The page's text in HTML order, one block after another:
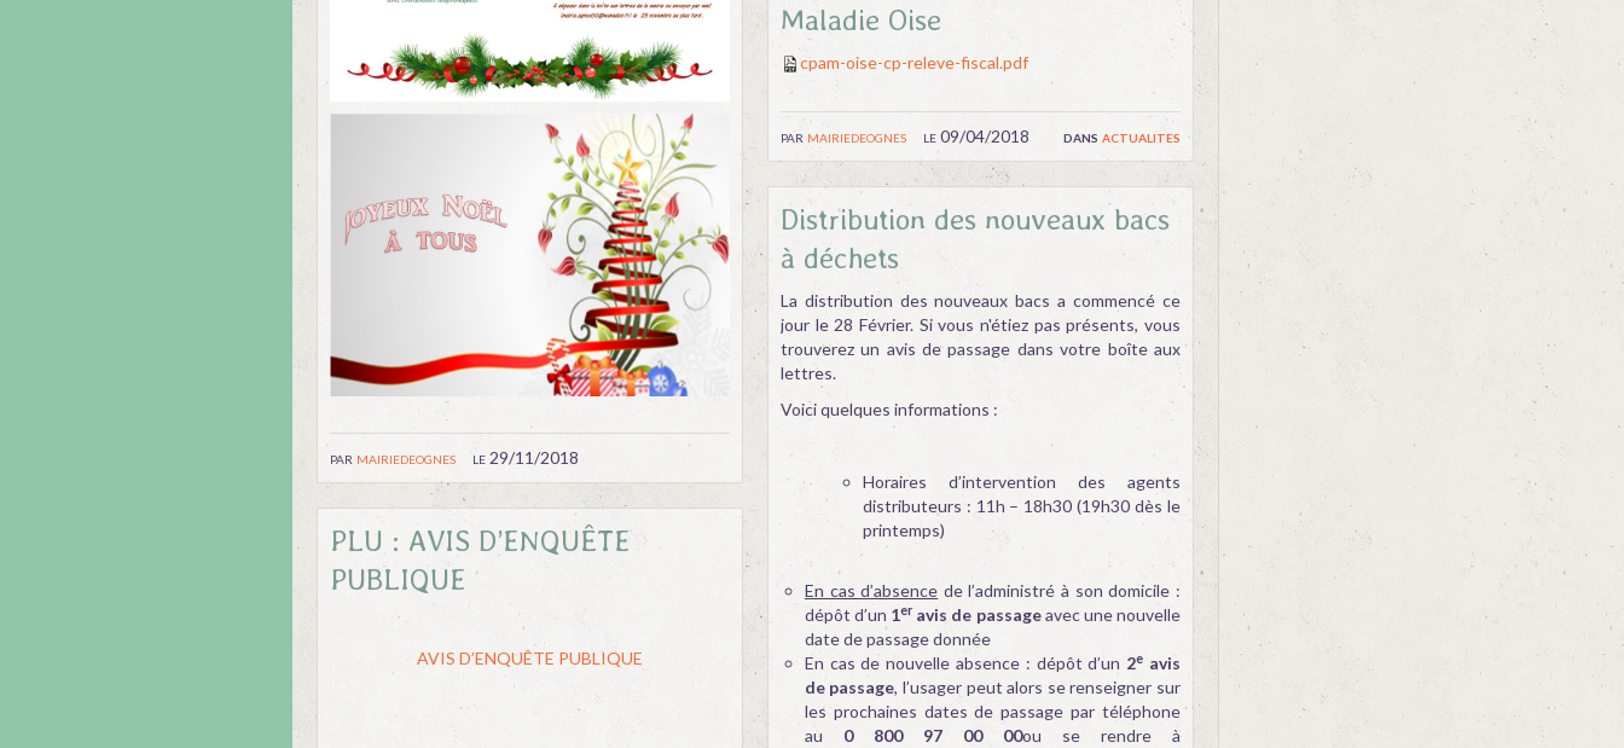
par mairiedeognes le 29/11/2018
PLU : AVIS D’ENQUÊTE
PUBLIQUE
AVIS D’ENQUÊTE PUBLIQUE
Maladie Oise
par mairiedeognes le 09/04/2018 dans actualites
cpam-oise-cp-releve-fiscal.pdf
Distribution des nouveaux bacs
à déchets
La distribution des nouveaux bacs a commencé ce
jour le 28 Février. Si vous n'étiez pas présents, vous
trouverez un avis de passage dans votre boîte aux
lettres.
Voici quelques informations :
Horaires d’intervention des agents
distributeurs : 11h – 18h30 (19h30 dès le
printemps)
En cas d’absence de l’administré à son domicile :
dépôt d’un 1er avis de passageavec une nouvelle
date de passage donnée
En cas de nouvelle absence : dépôt d’un 2e avis
de passage, l’usager peut alors se renseigner sur
les prochaines dates de passage par téléphone
au 0 800 97 00 00ou se rendre à